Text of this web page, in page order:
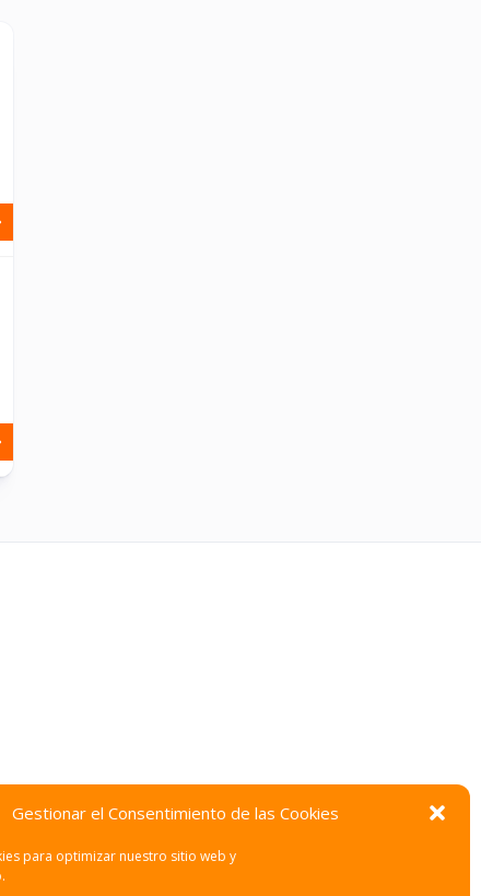
Gestionar el Consentimiento de las Cookies
para optimizar nuestro sitio web y